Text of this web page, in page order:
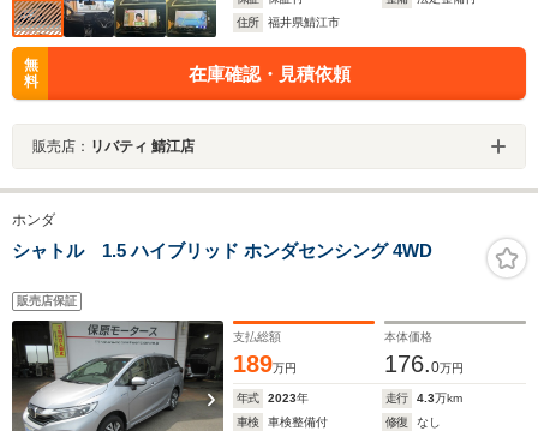
住所
福井県鯖江市
無
料
在庫確認・見積依頼
販売店： リバティ 鯖江店
ホンダ
シャトル 1.5 ハイブリッド ホンダセンシング 4WD
販売店保証
支払総額
189万円
本体価格
176.0万円
年式 2023年 走行 4.3万km
車検
車検整備付 修復
なし